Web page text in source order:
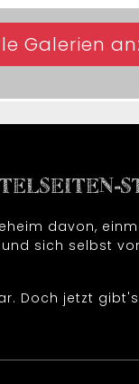
Galerien
davon,
sich selbst
Doch jetzt